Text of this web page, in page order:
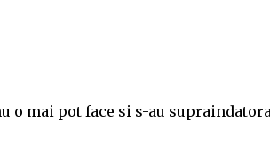
o mai pot face si s-au